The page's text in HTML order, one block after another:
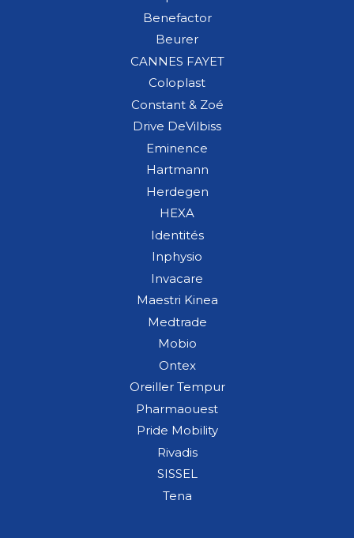
Benefactor
Beurer
CANNES FAYET
Coloplast
Constant & Zoé
Drive DeVilbiss
Eminence
Hartmann
Herdegen
HEXA
Identités
Inphysio
Invacare
Maestri Kinea
Medtrade
Mobio
Ontex
Oreiller Tempur
Pharmaouest
Pride Mobility
Rivadis
SISSEL
Tena